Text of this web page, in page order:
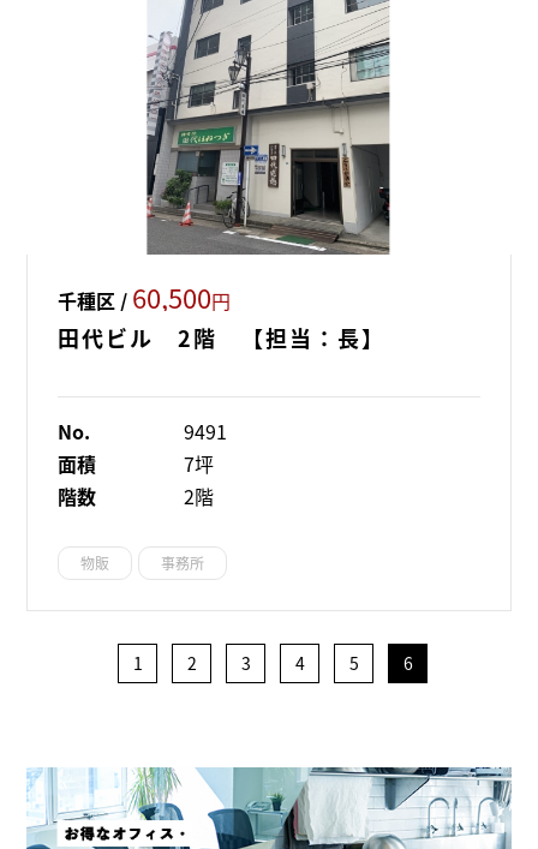
千種区 / 60,500円
田代ビル 2階 【担当：長】
No.
9491
面積
7坪
階数
2階
物販 事務所
1 2 3 4 5 6